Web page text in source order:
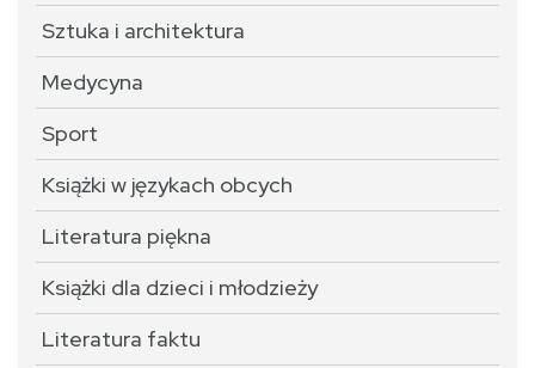
Sztuka i architektura
Medycyna
Sport
Książki w językach obcych
Literatura piękna
Książki dla dzieci i młodzieży
Literatura faktu